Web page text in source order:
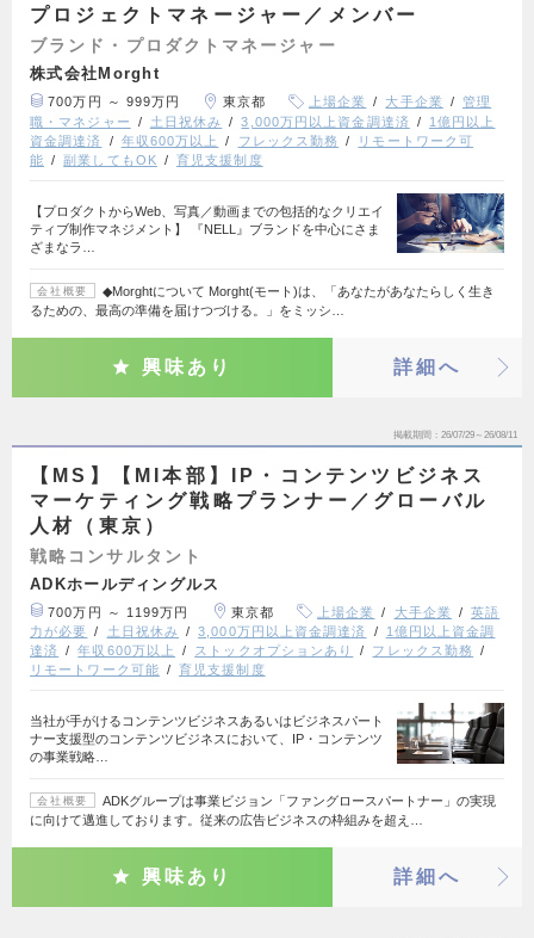
プロジェクトマネージャー／メンバー
ブランド・プロダクトマネージャー
株式会社Morght
700万円 ～ 999万円 東京都 上場企業 大手企業
管理
職・マネジャー
土日祝休み 3,000万円以上資金調達済
1億円以上
資金調達済
年収600万以上 フレックス勤務
リモートワーク可
能
副業してもOK 育児支援制度
【プロダクトからWeb、写真／動画までの包括的なクリエイ
ティブ制作マネジメント】 『NELL』ブランドを中心にさま
ざまなラ…
会社概要
◆Morghtについて Morght(モート)は、「あなたがあなたらしく生き
るための、最高の準備を届けつづける。」をミッシ…
興味あり 詳細へ
掲載期間 26/07/29～26/08/11
【MS】【MI本部】IP・コンテンツビジネス
マーケティング戦略プランナー／グローバル
人材（東京）
戦略コンサルタント
ADKホールディングルス
700万円 ～ 1199万円 東京都 上場企業 大手企業
英語
力が必要
土日祝休み 3,000万円以上資金調達済
1億円以上資金調
達済
年収600万以上 ストックオプションあり
フレックス勤務
リモートワーク可能
育児支援制度
当社が手がけるコンテンツビジネスあるいはビジネスパート
ナー支援型のコンテンツビジネスにおいて、IP・コンテンツ
の事業戦略…
会社概要
ADKグループは事業ビジョン「ファングロースパートナー」の実現
に向けて邁進しております。従来の広告ビジネスの枠組みを超え…
興味あり 詳細へ